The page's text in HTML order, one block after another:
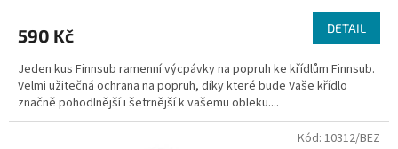
590 Kč DETAIL
Jeden kus Finnsub ramenní výcpávky na popruh ke křídlům Finnsub.
Velmi užitečná ochrana na popruh, díky které bude Vaše křídlo
značně pohodlnější i šetrnější k vašemu obleku....
Kód: 10312/BEZ